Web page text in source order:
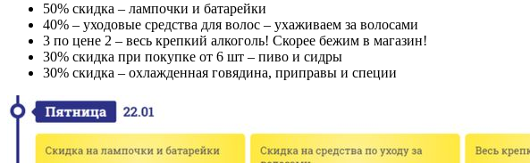
50% скидка – лампочки и батарейки
40% – уходовые средства для волос – ухаживаем за волосами
3 по цене 2 – весь крепкий алкоголь! Скорее бежим в магазин!
30% скидка при покупке от 6 шт – пиво и сидры
30% скидка – охлажденная говядина, приправы и специи